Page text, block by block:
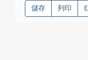
儲存 列印